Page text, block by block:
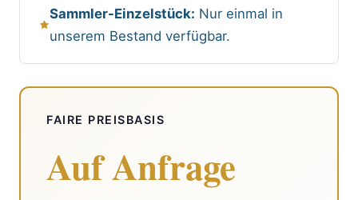
Sammler-Einzelstück: Nur einmal in
unserem Bestand verfügbar.
FAIRE PREISBASIS
Auf Anfrage